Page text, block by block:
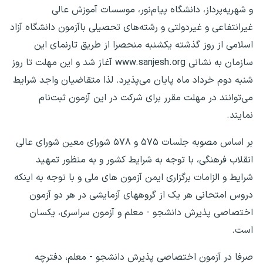
و شهریه‌پرداز، دانشگاه‌ پیام‌نور، موسسات‌ آموزش‌ عالی‌
غیرانتفاعی‌ و غیردولتی و رشته‌های تحصیلی باآزمون دانشگاه آزاد
اسلامی از روز گذشته یکشنبه منحصرا از طریق تارنمای این
سازمان به نشانی www.sanjesh.org آغاز شد و این مهلت تا روز
شنبه دوم خرداد ماه پایان می‌پذیرد. لذا متقاضیان واجد شرایط
می‌توانند در مهلت مقرر برای شرکت در این آزمون ثبت‌نام
نمایند.
بر اساس مصوبه جلسات ۵۷۵ و ۵۷۸ شورای معین شورای عالی
انقلاب فرهنگی، با توجه به شرایط کشور و به منظور تمهید
شرایط و الزامات برگزاری ایمن آزمون های ملی و با توجه به اینکه
دروس امتحانی هر یک از گروههای آزمایشی در هر دو آزمون
اختصاصی پذیرش دانشجو - معلم و آزمون سراسری، یکسان
است.
صرفا در آزمون اختصاصی پذیرش دانشجو - معلم، دفترچه